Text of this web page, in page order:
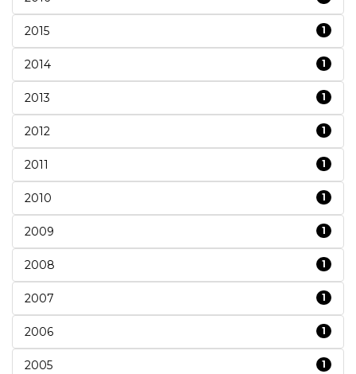
2015 1
2014 1
2013 1
2012 1
2011 1
2010 1
2009 1
2008 1
2007 1
2006 1
2005 1